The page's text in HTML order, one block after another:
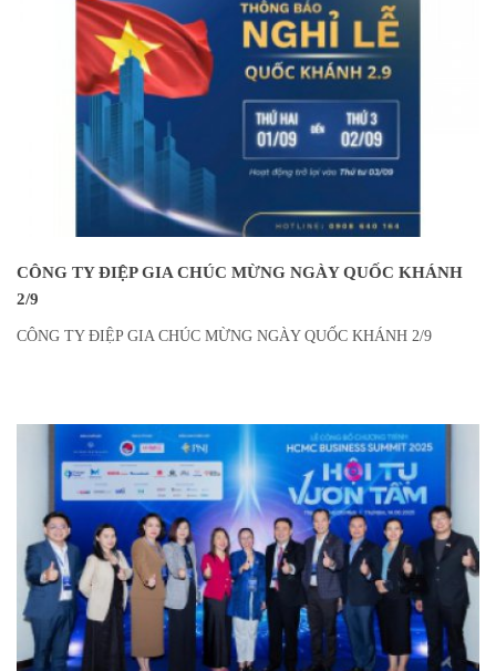
CÔNG TY ĐIỆP GIA CHÚC MỪNG NGÀY QUỐC KHÁNH
2/9
CÔNG TY ĐIỆP GIA CHÚC MỪNG NGÀY QUỐC KHÁNH 2/9